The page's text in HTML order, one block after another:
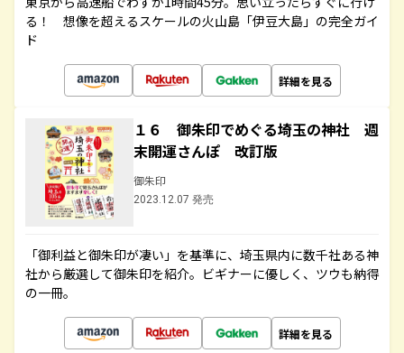
る！ 想像を超えるスケールの火山島「伊豆大島」の完全ガイ
ド
詳細を見る
１６ 御朱印でめぐる埼玉の神社 週
末開運さんぽ 改訂版
御朱印
2023.12.07 発売
「御利益と御朱印が凄い」を基準に、埼玉県内に数千社ある神
社から厳選して御朱印を紹介。ビギナーに優しく、ツウも納得
の一冊。
詳細を見る